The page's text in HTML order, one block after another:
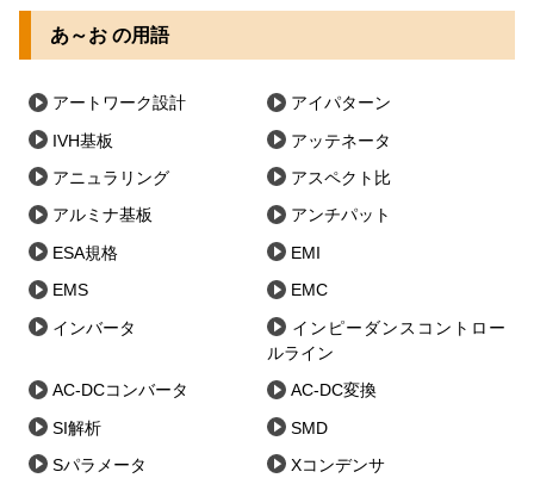
あ～お の用語
アートワーク設計 アイパターン
IVH基板 アッテネータ
アニュラリング アスペクト比
アルミナ基板 アンチパット
ESA規格 EMI
EMS EMC
インバータ
インピーダンスコントロー
ルライン
AC-DCコンバータ AC-DC変換
SI解析 SMD
Sパラメータ Xコンデンサ